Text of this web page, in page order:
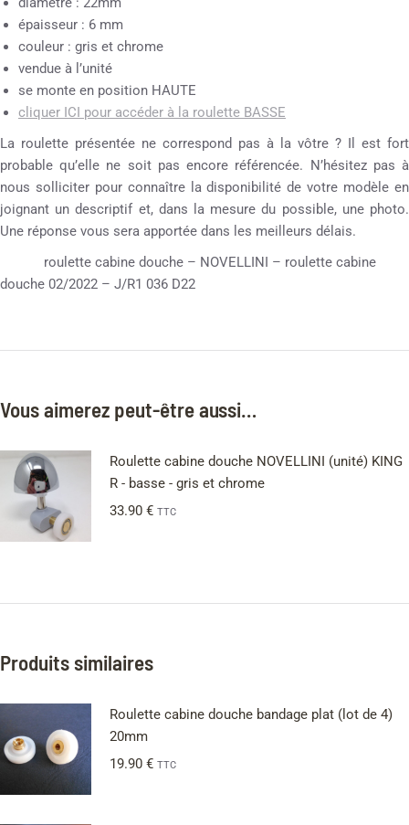
épaisseur : 6 mm
couleur : gris et chrome
vendue à l’unité
se monte en position HAUTE
cliquer ICI pour accéder à la roulette BASSE
La roulette présentée ne correspond pas à la vôtre ? Il est fort
probable qu’elle ne soit pas encore référencée. N’hésitez pas à
nous solliciter pour connaître la disponibilité de votre modèle en
joignant un descriptif et, dans la mesure du possible, une photo.
Une réponse vous sera apportée dans les meilleurs délais.
roulette cabine douche – NOVELLINI – roulette cabine
douche 02/2022 – J/R1 036 D22
Vous aimerez peut-être aussi…
Roulette cabine douche NOVELLINI (unité) KING
R - basse - gris et chrome
33.90 € TTC
Produits similaires
Roulette cabine douche bandage plat (lot de 4)
20mm
19.90 € TTC